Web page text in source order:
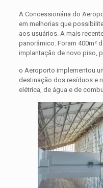
A Concessionária do
em melhorias que
aos usuários. A mais
panorâmico. Foram 400m²
implantação de novo piso,
o Aeroporto implementou
destinação dos resíduos e
elétrica, de água e de